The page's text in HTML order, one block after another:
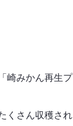
崎みかん再生プ
くさん収穫され